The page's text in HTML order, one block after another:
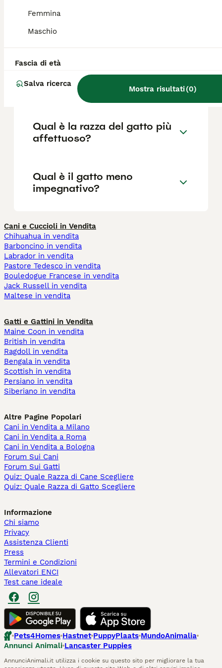
Femmina
Maschio
Fascia di età
Salva ricerca
Mostra risultati(0)
offrire cuccioli anche a prezzi inferiori, ma
prezzo più elevato e spesso richiede liste
Qual è il carattere del gatto
d'Angora turco?
Qual è la razza del gatto più
affettuoso?
Qual è il gatto meno
impegnativo?
Cani e Cuccioli in Vendita
Chihuahua in vendita
Barboncino in vendita
Labrador in vendita
Pastore Tedesco in vendita
Bouledogue Francese in vendita
Jack Russell in vendita
Maltese in vendita
Gatti e Gattini in Vendita
Maine Coon in vendita
British in vendita
Ragdoll in vendita
Bengala in vendita
Scottish in vendita
Persiano in vendita
Siberiano in vendita
Altre Pagine Popolari
Cani in Vendita a Milano
Cani in Vendita a Roma
Cani in Vendita a Bologna
Forum Sui Cani
Forum Sui Gatti
Quiz: Quale Razza di Cane Scegliere
Quiz: Quale Razza di Gatto Scegliere
Informazione
Chi siamo
Privacy
Assistenza Clienti
Press
Termini e Condizioni
Allevatori ENCI
Test cane ideale
Pets4Homes Hastnet PuppyPlaats MundoAnimalia
Annunci Animali Lancaster Puppies
AnnunciAnimali.it utilizza i cookie su questo sito per migliorare la tua